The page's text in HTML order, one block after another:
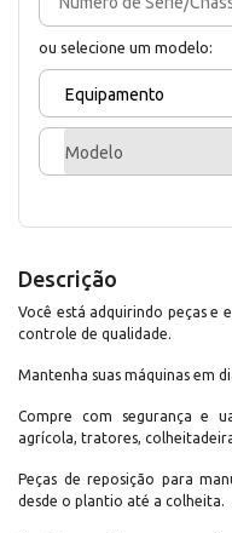
ou selecione um modelo:
Equipamento
Modelo
Descrição
Você está adquirindo peças e
controle de qualidade.
Mantenha suas máquinas em
Compre com segurança e
agrícola, tratores,
Peças de reposição para
desde o plantio até a colheita.